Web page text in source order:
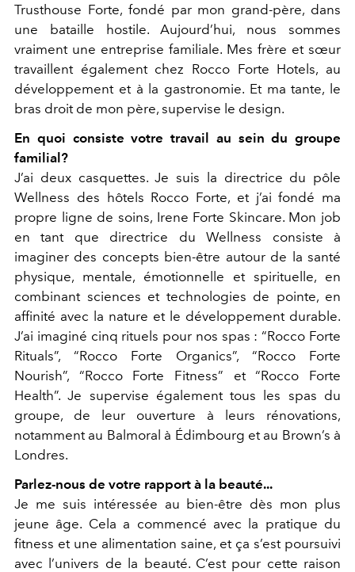
Trusthouse Forte, fondé par mon grand-père, dans
une bataille hostile. Aujourd’hui, nous sommes
vraiment une entreprise familiale. Mes frère et sœur
travaillent également chez Rocco Forte Hotels, au
développement et à la gastronomie. Et ma tante, le
bras droit de mon père, supervise le design.
En quoi consiste votre travail au sein du groupe
familial?
J’ai deux casquettes. Je suis la directrice du pôle
Wellness des hôtels Rocco Forte, et j’ai fondé ma
propre ligne de soins, Irene Forte Skincare. Mon job
en tant que directrice du Wellness consiste à
imaginer des concepts bien-être autour de la santé
physique, mentale, émotionnelle et spirituelle, en
combinant sciences et technologies de pointe, en
affinité avec la nature et le développement durable.
J’ai imaginé cinq rituels pour nos spas : “Rocco Forte
Rituals”, “Rocco Forte Organics”, “Rocco Forte
Nourish”, “Rocco Forte Fitness” et “Rocco Forte
Health”. Je supervise également tous les spas du
groupe, de leur ouverture à leurs rénovations,
notamment au Balmoral à Édimbourg et au Brown’s à
Londres.
Parlez-nous de votre rapport à la beauté...
Je me suis intéressée au bien-être dès mon plus
jeune âge. Cela a commencé avec la pratique du
fitness et une alimentation saine, et ça s’est poursuivi
avec l’univers de la beauté. C’est pour cette raison